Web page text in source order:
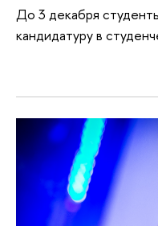
До 3 декабря
кандидатуру в